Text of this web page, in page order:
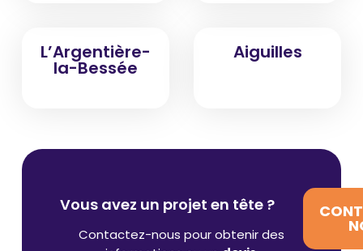
L’Argentière-
la-Bessée
Aiguilles
Vous avez un projet en tête ?
Contactez-nous pour obtenir des